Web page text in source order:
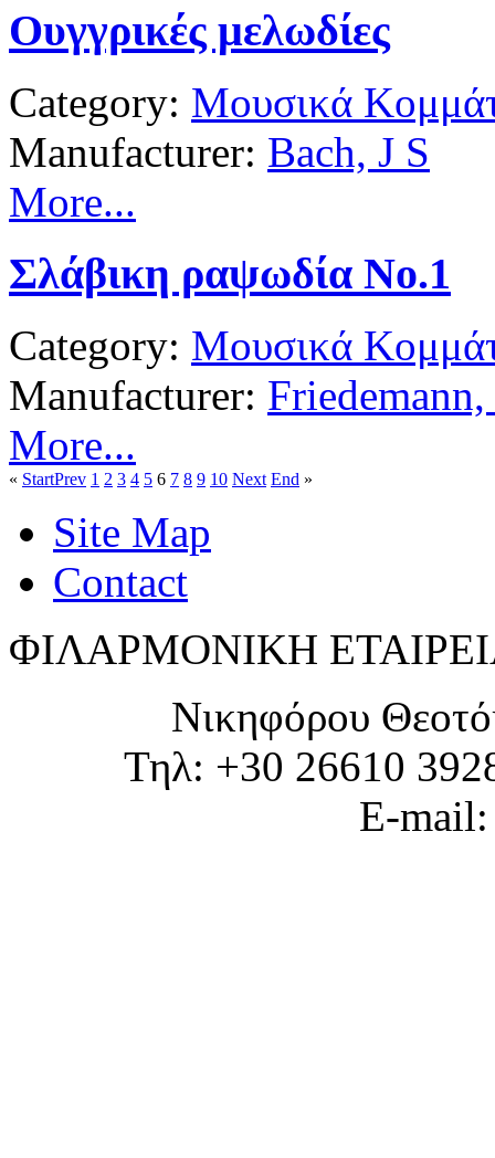
Ουγγρικές μελωδίες
Category: Μουσικά
Manufacturer: Bach, J S
More...
Σλάβικη ραψωδία Νο.1
Category: Μουσικά
Manufacturer:
More...
« StartPrev 1 2 3 4 5 6 7 8 9 10 Next End »
Site Map
Contact
ΦΙΛΑΡΜΟΝΙΚΗ
Νικηφόρου
Τηλ: +30 26610
E-